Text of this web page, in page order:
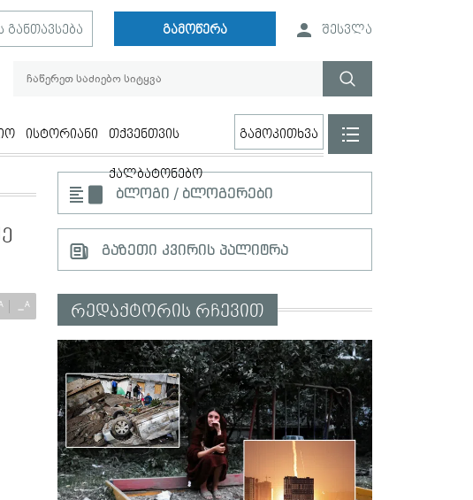
განთავსება გამოწერა შესვლა
ისტორიანი თქვენთვის
ქალბატონებო
გამოკითხვა
−A
ბლოგი / ბლოგერები
გაზეთი კვირის პალიტრა
რედაქტორის რჩევით